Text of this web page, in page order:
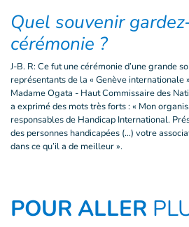
Quel souvenir
cérémonie ?
J-B. R: Ce fut une cérémonie d’une grande
représentants de la « Genève internationale
Madame Ogata - Haut Commissaire des
a exprimé des mots très forts : « Mon
responsables de Handicap International.
des personnes handicapées (…) votre
dans ce qu’il a de meilleur ».
POUR ALLER